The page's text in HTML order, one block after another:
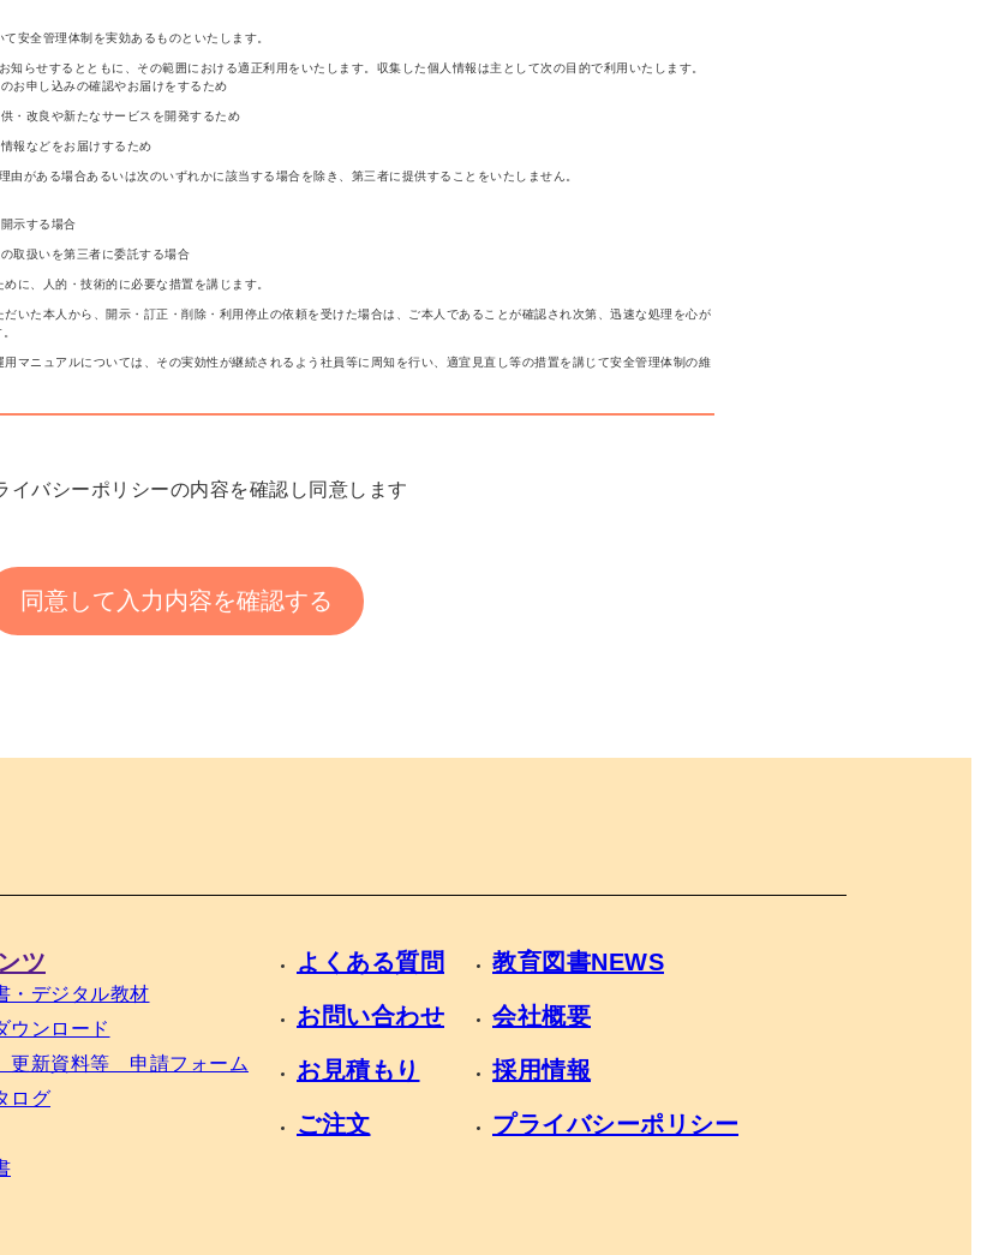
安全管理体制を実効あるものといたします。
らせするとともに、その範囲における適正利用をいたします。収集した個人情報は主として次の目的で利用いたします。
お申し込みの確認やお届けをするため
・改良や新たなサービスを開発するため
報などをお届けするため
がある場合あるいは次のいずれかに該当する場合を除き、第三者に提供することをいたしません。
示する場合
取扱いを第三者に委託する場合
に、人的・技術的に必要な措置を講じます。
いた本人から、開示・訂正・削除・利用停止の依頼を受けた場合は、ご本人であることが確認され次第、迅速な処理を心が
マニュアルについては、その実効性が継続されるよう社員等に周知を行い、適宜見直し等の措置を講じて安全管理体制の維
イバシーポリシーの内容を確認し同意します
ツ
・デジタル教材
ウンロード
更新資料等 申請フォーム
ログ
よくある質問
お問い合わせ
お見積もり
ご注文
教育図書NEWS
会社概要
採用情報
プライバシーポリシー